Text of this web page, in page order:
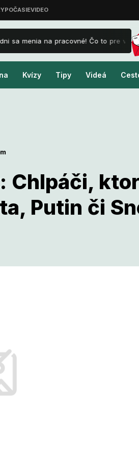
na pracovné! Čo to pre vás
Kvízy Tipy Videá
Chlpáči,
Putin či
fotografie
Harrison Ford,